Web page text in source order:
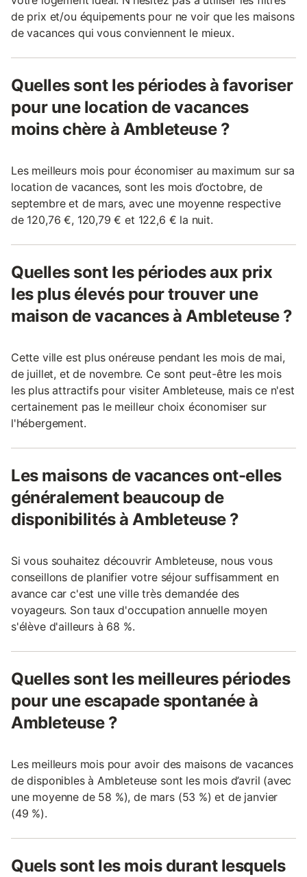
de prix et/ou équipements pour ne voir que les maisons
de vacances qui vous conviennent le mieux.
Quelles sont les périodes à favoriser
pour une location de vacances
moins chère à Ambleteuse ?
Les meilleurs mois pour économiser au maximum sur sa
location de vacances, sont les mois d’octobre, de
septembre et de mars, avec une moyenne respective
de 120,76 €, 120,79 € et 122,6 € la nuit.
Quelles sont les périodes aux prix
les plus élevés pour trouver une
maison de vacances à Ambleteuse ?
Cette ville est plus onéreuse pendant les mois de mai,
de juillet, et de novembre. Ce sont peut-être les mois
les plus attractifs pour visiter Ambleteuse, mais ce n'est
certainement pas le meilleur choix économiser sur
l'hébergement.
Les maisons de vacances ont-elles
généralement beaucoup de
disponibilités à Ambleteuse ?
Si vous souhaitez découvrir Ambleteuse, nous vous
conseillons de planifier votre séjour suffisamment en
avance car c'est une ville très demandée des
voyageurs. Son taux d'occupation annuelle moyen
s'élève d'ailleurs à 68 %.
Quelles sont les meilleures périodes
pour une escapade spontanée à
Ambleteuse ?
Les meilleurs mois pour avoir des maisons de vacances
de disponibles à Ambleteuse sont les mois d’avril (avec
une moyenne de 58 %), de mars (53 %) et de janvier
(49 %).
Quels sont les mois durant lesquels